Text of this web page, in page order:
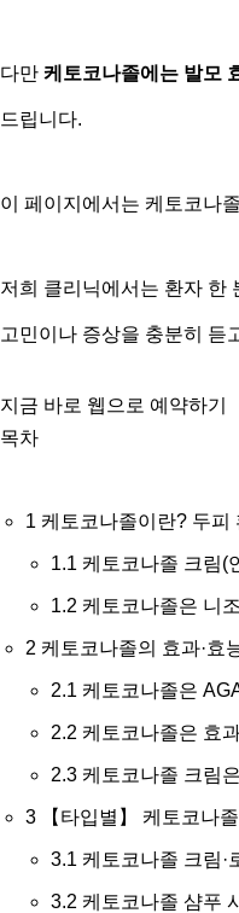
다만 케토코나졸에는 발모
드립니다.
이 페이지에서는 케토코나
저희 클리닉에서는 환자 한
고민이나 증상을 충분히 듣
지금 바로 웹으로 예약하기
목차
1 케토코나졸이란? 두피
1.1 케토코나졸 크림(
1.2 케토코나졸은 니
2 케토코나졸의 효과·효
2.1 케토코나졸은
2.2 케토코나졸은 효
2.3케토코나졸 크림
3【타입별】 케토코나
3.1 케토코나졸 크림·
3.2 케토코나졸 샴푸